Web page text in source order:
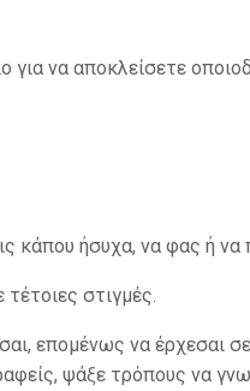
για να αποκλείσετε
κάπου ήσυχα, να φας ή να
στιγμές.
επομένως να έρχεσαι
ψάξε τρόπους να